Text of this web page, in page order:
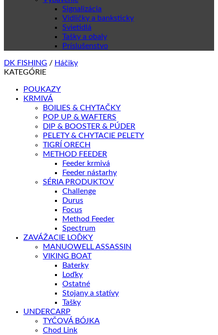
Signalizácia
Vidličky a banksticky
Svietidlá
Tašky a obaly
Príslušenstvo
DK FISHING / Háčiky
KATEGÓRIE
POUKAZY
KRMIVÁ
BOILIES & CHYTAČKY
POP UP & WAFTERS
DIP & BOOSTER & PÚDER
PELETY & CHYTACIE PELETY
TIGRÍ ORECH
METHOD FEEDER
Feeder krmivá
Feeder nástarhy
SÉRIA PRODUKTOV
Challenge
Durus
Focus
Method Feeder
Spectrum
ZAVÁŽACIE LOĎKY
MANUOWELL ASSASSIN
VIKING BOAT
Baterky
Loďky
Ostatné
Stojany a statívy
Tašky
UNDERCARP
TYČOVÁ BÓJKA
Chod Link